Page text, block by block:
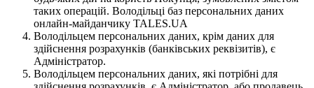
таких операцій. Володільці баз персональних даних
онлайн-майданчику TALES.UA
Володільцем персональних даних, крім даних для
здійснення розрахунків (банківських реквізитів), є
Адміністратор.
Володільцем персональних даних, які потрібні для